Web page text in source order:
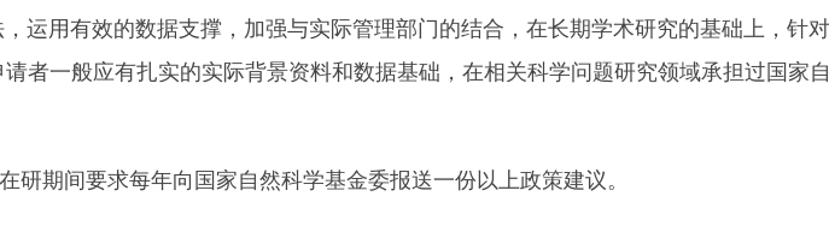
用有效的数据支撑，加强与实际管理部门的结合，在长期学术研究的基础上，针
者一般应有扎实的实际背景资料和数据基础，在相关科学问题研究领域承担过国家
期间要求每年向国家自然科学基金委报送一份以上政策建议。